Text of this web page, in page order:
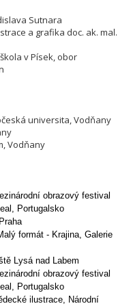
Sutnara
a grafika doc. ak. mal.
v Písek, obor
universita, Vodňany
Vodňany
obrazový festival
Portugalsko
formát - Krajina, Galerie
Lysá nad Labem
obrazový festival
Portugalsko
ilustrace, Národní